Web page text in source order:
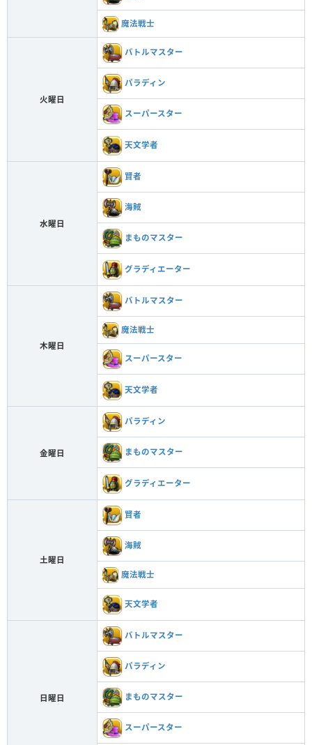
魔法戦士
火曜日
バトルマスター
パラディン
スーパースター
天文学者
水曜日
賢者
海賊
まものマスター
グラディエーター
木曜日
バトルマスター
魔法戦士
スーパースター
天文学者
金曜日
パラディン
まものマスター
グラディエーター
土曜日
賢者
海賊
魔法戦士
天文学者
日曜日
バトルマスター
パラディン
まものマスター
スーパースター